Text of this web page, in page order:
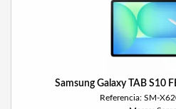
Samsung Galaxy TAB S10
Referencia: SM-